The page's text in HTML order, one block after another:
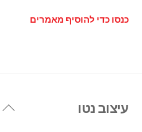
כנסו כדי להוסיף מאמרים
עיצוב נטו